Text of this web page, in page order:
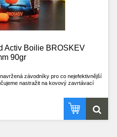
pro lov na závodech
vyberete tu zprávnou pro vaši vodu
feeder
Activ Boilie BROSKEV
90gr
závodníky pro co nejefektivnější
nastražit na kovový zavrtávací
odvislá na aktuálních okolnostech. V
naopak při vysoké aktivitě ryb a teplé